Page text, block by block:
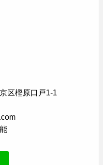
区樫原口戸1-1